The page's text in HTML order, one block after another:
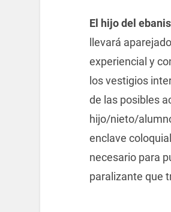
El hijo del
llevará
experiencial y
los vestigios
de las posibles
hijo/nieto/
enclave
necesario para
paralizante que